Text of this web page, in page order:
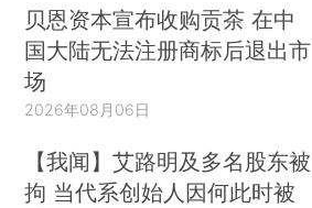
贝恩资本宣布收购贡茶 在中
国大陆无法注册商标后退出市
场
2026年08月06日
【我闻】艾路明及多名股东被
拘 当代系创始人因何此时被